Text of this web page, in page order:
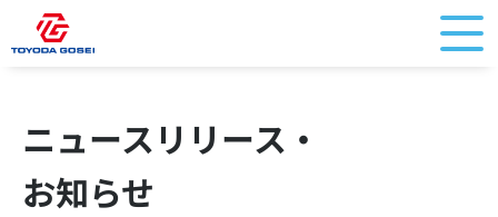
ニュースリリース・
お知らせ